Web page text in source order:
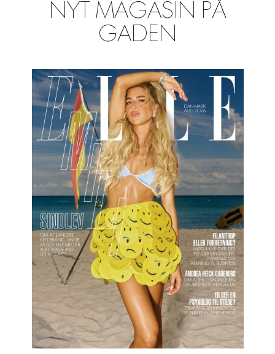
NYT MAGASIN PÅ
GADEN